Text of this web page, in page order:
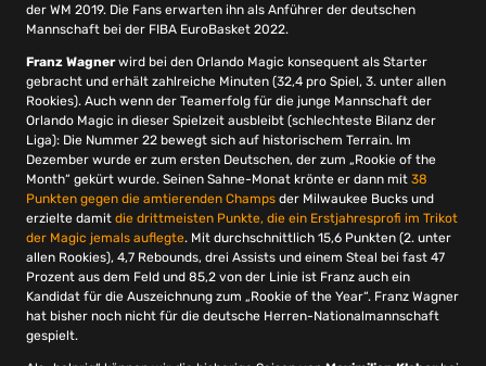
der WM 2019. Die Fans erwarten ihn als Anführer der deutschen
Mannschaft bei der FIBA EuroBasket 2022.
Franz Wagnerwird bei den Orlando Magic konsequent als Starter
gebracht und erhält zahlreiche Minuten (32,4 pro Spiel, 3. unter allen
Rookies). Auch wenn der Teamerfolg für die junge Mannschaft der
Orlando Magic in dieser Spielzeit ausbleibt (schlechteste Bilanz der
Liga): Die Nummer 22 bewegt sich auf historischem Terrain. Im
Dezember wurde er zum ersten Deutschen, der zum „Rookie of the
Month“ gekürt wurde. Seinen Sahne-Monat krönte er dann mit 38
Punkten gegen die amtierenden Champs der Milwaukee Bucks und
erzielte damit die drittmeisten Punkte, die ein Erstjahresprofi im Trikot
der Magic jemals auflegte. Mit durchschnittlich 15,6 Punkten (2. unter
allen Rookies), 4,7 Rebounds, drei Assists und einem Steal bei fast 47
Prozent aus dem Feld und 85,2 von der Linie ist Franz auch ein
Kandidat für die Auszeichnung zum „Rookie of the Year“. Franz Wagner
hat bisher noch nicht für die deutsche Herren-Nationalmannschaft
gespielt.